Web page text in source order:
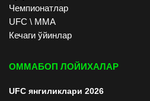
Чемпионатлар
UFC \ ММА
Кечаги ўйинлар
ОММАБОП ЛОЙИХАЛАР
UFC янгиликлари 2026